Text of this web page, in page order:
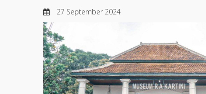
27 September 2024